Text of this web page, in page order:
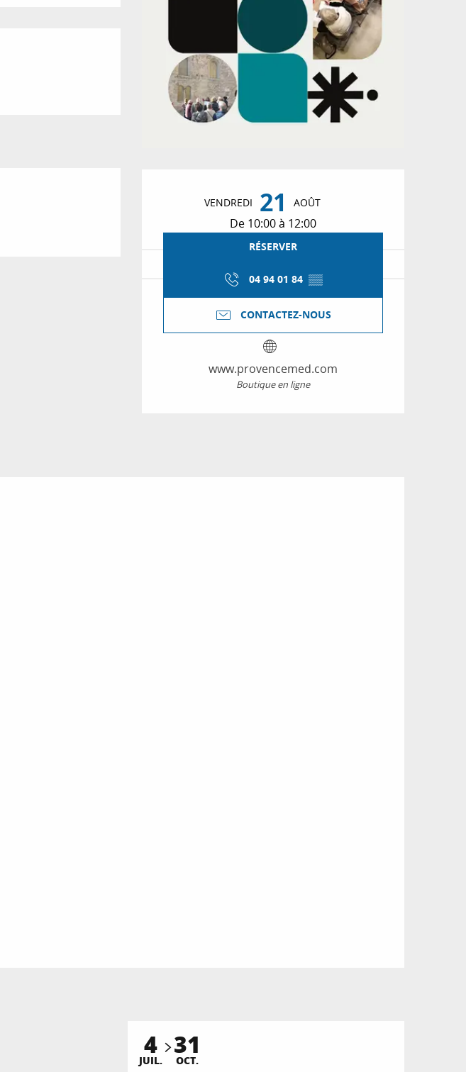
Ouverture et
VENDREDI 21 AOÛT
De 10:00 à 12:00
RÉSERVER
04 94 01 84 ▒▒
CONTACTEZ-NOUS
www.provencemed.com
Boutique en ligne
4
JUIL. 31
OCT.